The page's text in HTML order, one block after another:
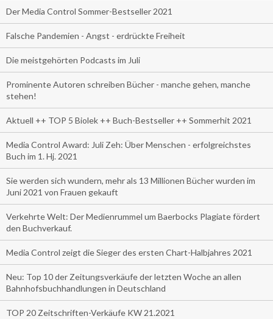
Der Media Control Sommer-Bestseller 2021
Falsche Pandemien - Angst - erdrückte Freiheit
Die meistgehörten Podcasts im Juli
Prominente Autoren schreiben Bücher - manche gehen, manche
stehen!
Aktuell ++ TOP 5 Biolek ++ Buch-Bestseller ++ Sommerhit 2021
Media Control Award: Juli Zeh: Über Menschen - erfolgreichstes
Buch im 1. Hj. 2021
Sie werden sich wundern, mehr als 13 Millionen Bücher wurden im
Juni 2021 von Frauen gekauft
Verkehrte Welt: Der Medienrummel um Baerbocks Plagiate fördert
den Buchverkauf.
Media Control zeigt die Sieger des ersten Chart-Halbjahres 2021
Neu: Top 10 der Zeitungsverkäufe der letzten Woche an allen
Bahnhofsbuchhandlungen in Deutschland
TOP 20 Zeitschriften-Verkäufe KW 21.2021